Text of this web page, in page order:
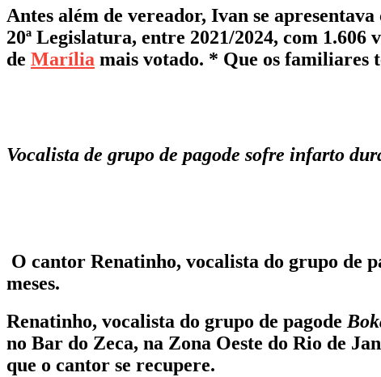
Antes além de vereador, Ivan se
20ª Legislatura, entre 2021/2024, com
de Marília mais votado. * Que os familiares
Vocalista de grupo de pagode sofre infarto
O cantor Renatinho, vocalista do grupo de
meses.
Renatinho, vocalista do grupo de pagode
no Bar do Zeca, na Zona Oeste do Rio de
que o cantor se recupere.